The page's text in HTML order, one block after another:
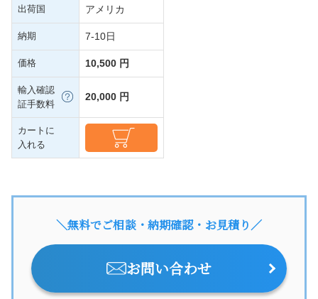
出荷国 アメリカ
納期 7-10日
価格 10,500 円
輸入確認
証手数料
20,000 円
カートに
入れる
＼無料でご相談・納期確認・お見積り／
お問い合わせ